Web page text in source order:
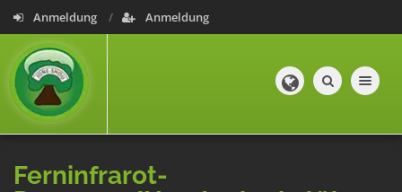
Anmeldung Anmeldung
Toggle
Ferninfrarot-